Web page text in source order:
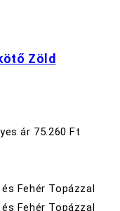
Zöld
ár 75.260 Ft